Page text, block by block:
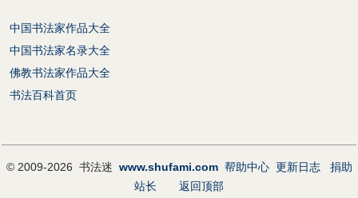
中国书法家作品大全
中国书法家名录大全
佛教书法家作品大全
书法百科首页
© 2009-2026 书法迷 www.shufami.com 帮助中心 更新日志
捐助
站长
返回顶部